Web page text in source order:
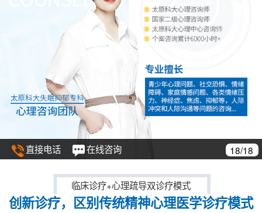
直接电话 在线咨询 1/18
临床诊疗+心理疏导双诊疗模式
创新诊疗，区别传统精神心理医学诊疗模式